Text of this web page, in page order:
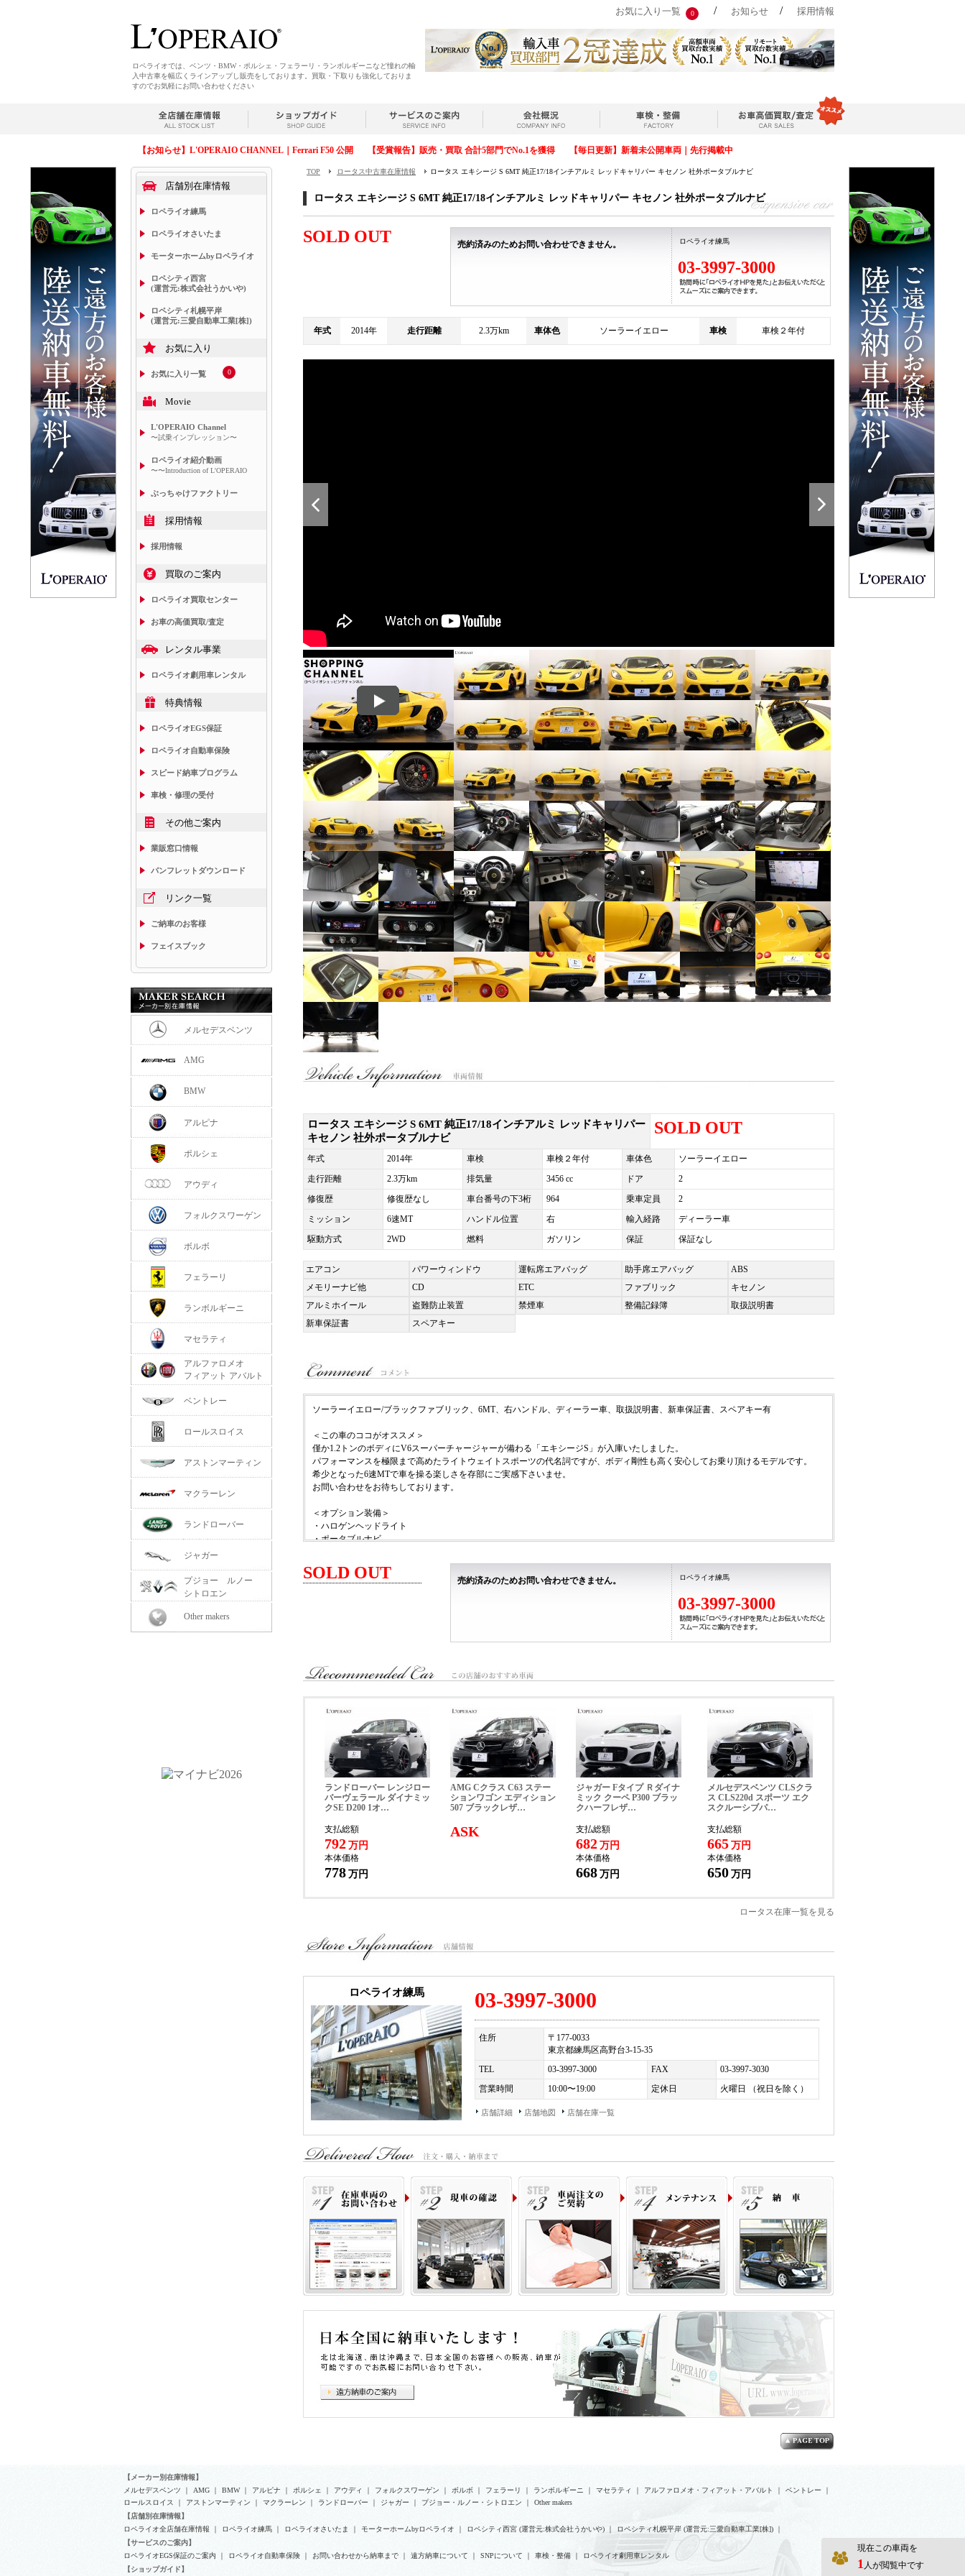
お気に入り一覧 0 / お知らせ / 採用情報
ロペライオでは、ベンツ・BMW・ポルシェ・フェラーリ・ランボルギーニなど憧れの輸
入中古車を幅広くラインアップし販売をしております。買取・下取りも強化しておりま
すのでお気軽にお問い合わせください
【お知らせ】L'OPERAIO CHANNEL｜Ferrari F50 公開 【受賞報告】販売・買取 合計5部門でNo.1を獲得 【毎日更新】新着未公開車両｜先行掲載中
TOP ロータス中古車在庫情報 ロータス エキシージ S 6MT 純正17/18インチアルミ レッドキャリパー キセノン 社外ポータブルナビ
現在この車両を
1 人が閲覧中です
ロータス エキシージ S 6MT 純正17/18インチアルミ レッドキャリパー キセノン 社外ポータブルナビ
SOLD OUT 売約済みのためお問い合わせできません。 ロペライオ練馬
03-3997-3000
年式 2014年 走行距離 2.3万km 車体色 ソーラーイエロー 車検 車検２年付
ロータス エキシージ S 6MT 純正17/18インチアルミ レッドキャリパー
キセノン 社外ポータブルナビ
SOLD OUT
年式 2014年 車検 車検２年付 車体色
ソーラーイエロー
走行距離
2.3万km 排気量 3456 cc ドア
2
修復歴
修復歴なし 車台番号の下3桁 964 乗車定員
2
ミッション
6速MT ハンドル位置 右 輸入経路
ディーラー車
駆動方式
2WD 燃料 ガソリン 保証 保証なし
エアコン パワーウィンドウ 運転席エアバッグ 助手席エアバッグ
ABS
メモリーナビ他
CD ETC ファブリック
キセノン
アルミホイール
盗難防止装置 禁煙車 整備記録簿
取扱説明書
新車保証書
スペアキー
ソーラーイエロー/ブラックファブリック、6MT、右ハンドル、ディーラー車、取扱説明書、新車保証書、スペアキー有
＜この車のココがオススメ＞
僅か1.2トンのボディにV6スーパーチャージャーが備わる「エキシージS」が入庫いたしました。
パフォーマンスを極限まで高めたライトウェイトスポーツの代名詞ですが、ボディ剛性も高く安心してお乗り頂けるモデルです。
希少となった6速MTで車を操る楽しさを存部にご実感下さいませ。
お問い合わせをお待ちしております。
＜オプション装備＞
・ハロゲンヘッドライト
・ポータブルナビ
＜主要諸元＞
3.5L V型6気筒DOHCスーパーチャージャー、350ps/40.8kgm、全長×全幅×全高mm 4080×1800×1130mm、車両重量 1180kg
さい！』
ロペライオ練馬
〒１７７−００３３ 東京都練馬区高野台３−１５−３５
ＴＥＬ：０３（３９９７）３０００
SOLD OUT 売約済みのためお問い合わせできません。 ロペライオ練馬
03-3997-3000
ランドローバー レンジロー
バーヴェラール ダイナミッ
クSE D200 1オ…
支払総額
792 万円
本体価格
778 万円
AMG Cクラス C63 ステー
ションワゴン エディション
507 ブラックレザ…
ASK
ジャガー Fタイプ Ｒダイナ
ミック クーペ P300 ブラッ
クハーフレザ…
支払総額
682 万円
本体価格
668 万円
メルセデスベンツ CLSクラ
ス CLS220d スポーツ エク
スクルーシブパ…
支払総額
665 万円
本体価格
650 万円
ロータス在庫一覧を見る
ロペライオ練馬 03-3997-3000
住所
〒177-0033
東京都練馬区高野台3-15-35
TEL
03-3997-3000 FAX
03-3997-3030
営業時間
10:00〜19:00 定休日 火曜日 （祝日を除く）
店舗詳細 店舗地図 店舗在庫一覧
店舗別在庫情報
ロペライオ練馬
ロペライオさいたま
モーターホームbyロペライオ
ロペシティ西宮
(運営元:株式会社うかいや)
ロペシティ札幌平岸
(運営元:三愛自動車工業[株])
お気に入り
お気に入り一覧 0
Movie
L'OPERAIO Channel
〜試乗インプレッション〜
ロペライオ紹介動画
〜〜Introduction of L'OPERAIO
ぶっちゃけファクトリー
採用情報
採用情報
買取のご案内
ロペライオ買取センター
お車の高価買取/査定
レンタル事業
ロペライオ劇用車レンタル
特典情報
ロペライオEGS保証
ロペライオ自動車保険
スピード納車プログラム
車検・修理の受付
その他ご案内
業販窓口情報
パンフレットダウンロード
リンク一覧
ご納車のお客様
フェイスブック
メルセデスベンツ
AMG
BMW
アルピナ
ポルシェ
アウディ
フォルクスワーゲン
ボルボ
フェラーリ
ランボルギーニ
マセラティ
アルファロメオ
フィアット アバルト
ベントレー
ロールスロイス
アストンマーティン
マクラーレン
ランドローバー
ジャガー
プジョー ルノー
シトロエン
Other makers
【メーカー別在庫情報】
メルセデスベンツ ｜ AMG ｜ BMW｜ アルピナ ｜ ポルシェ ｜ アウディ ｜ フォルクスワーゲン ｜ ボルボ ｜ フェラーリ ｜ ランボルギーニ ｜ マセラティ ｜ アルファロメオ・フィアット・アバルト ｜ ベントレー ｜
ロールスロイス
｜ アストンマーティン ｜ マクラーレン ｜ ランドローバー ｜ ジャガー ｜ プジョー・ルノー・シトロエン ｜
Other makers
【店舗別在庫情報】
ロペライオ全店舗在庫情報 ｜ ロペライオ練馬 ｜ ロペライオさいたま ｜ モーターホームbyロペライオ ｜ ロペシティ西宮 (運営元:株式会社うかいや) ｜ ロペシティ札幌平岸 (運営元:三愛自動車工業[株]) ｜
【サービスのご案内】
ロペライオEGS保証のご案内 ｜ ロペライオ自動車保険 ｜ お問い合わせから納車まで ｜ 遠方納車について ｜ SNPについて ｜ 車検・整備 ｜
ロペライオ劇用車レンタル
【ショップガイド】